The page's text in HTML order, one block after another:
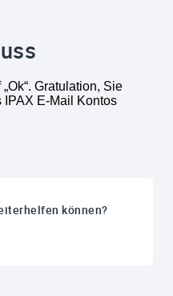
Gratulation, Sie
IPAX E-Mail Kontos
können?